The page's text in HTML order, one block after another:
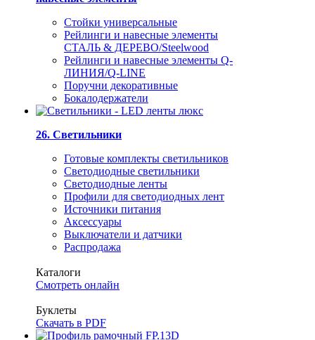
Стойки универсальные
Рейлинги и навесные элементы
СТАЛЬ & ДЕРЕВО/Steelwood
Рейлинги и навесные элементы Q-
ЛИНИЯ/Q-LINE
Поручни декоративные
Бокалодержатели
26. Светильники
Готовые комплекты светильников
Светодиодные светильники
Светодиодные ленты
Профили для светодиодных лент
Источники питания
Аксессуары
Выключатели и датчики
Распродажа
Каталоги
Смотреть онлайн
Буклеты
Скачать в PDF